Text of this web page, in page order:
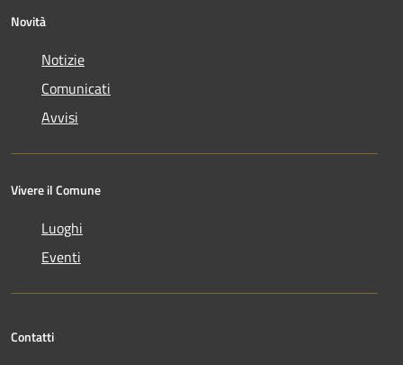
Novità
Notizie
Comunicati
Avvisi
Vivere il Comune
Luoghi
Eventi
Contatti